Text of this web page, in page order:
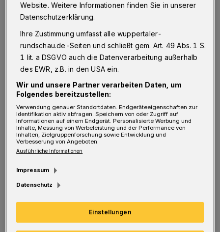
Kleber und viel Fantasie. In kleinen Modellen
bauten sie Möbel für Räume, in denen sie
gerne lernen würden, und präsentierten ihre
Entwürfe anschließend.
Von li.: Monika Labisch (Konrektorin St.-Antonius-Grundschule),
Julia Eisenbach (Stadtbetrieb Schulen), Tobias Ortel (Schulbaubüro
Foto: Vanessa Ambrosius
Website. Weitere Informationen finden Sie in unserer
Datenschutzerklärung.
Ihre Zustimmung umfasst alle wuppertaler-
rundschau.de-Seiten und schließt gem. Art. 49 Abs. 1 S.
1 lit. a DSGVO auch die Datenverarbeitung außerhalb
des EWR, z.B. in den USA ein.
Wir und unsere Partner verarbeiten Daten, um
Folgendes bereitzustellen:
Verwendung genauer Standortdaten. Endgeräteeigenschaften zur
Identifikation aktiv abfragen. Speichern von oder Zugriff auf
Informationen auf einem Endgerät. Personalisierte Werbung und
Inhalte, Messung von Werbeleistung und der Performance von
Inhalten, Zielgruppenforschung sowie Entwicklung und
Verbesserung von Angeboten.
Ausführliche Informationen
Impressum
Datenschutz
Einstellungen